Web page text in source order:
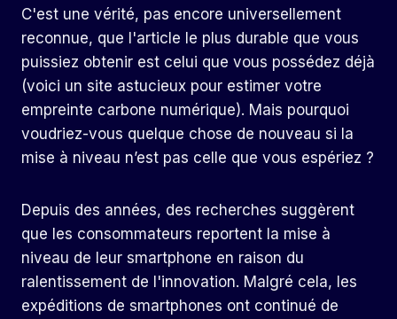
C'est une vérité, pas encore universellement
reconnue, que l'article le plus durable que vous
puissiez obtenir est celui que vous possédez déjà
(voici un site astucieux pour estimer votre
empreinte carbone numérique). Mais pourquoi
voudriez-vous quelque chose de nouveau si la
mise à niveau n’est pas celle que vous espériez ?
Depuis des années, des recherches suggèrent
que les consommateurs reportent la mise à
niveau de leur smartphone en raison du
ralentissement de l'innovation. Malgré cela, les
expéditions de smartphones ont continué de